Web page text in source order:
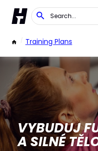
/ Training Plans
VYBUDUJ
A SILNÉ